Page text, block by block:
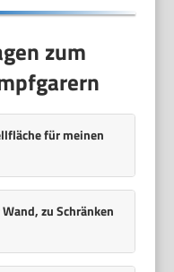
zum
für meinen
zu Schränken